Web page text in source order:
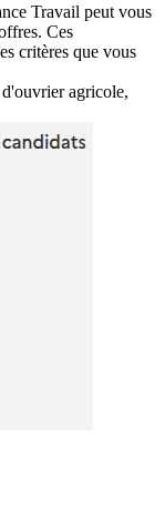
Travail peut vous
Ces
critères que vous
agricole,